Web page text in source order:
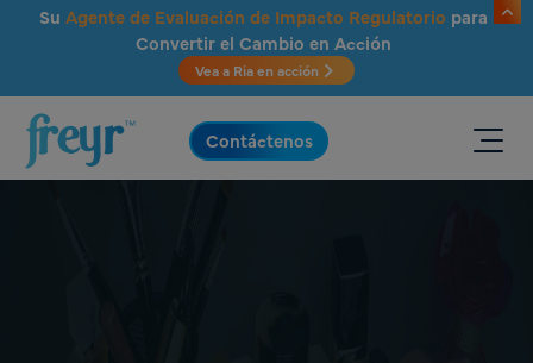
Saltar al contenido principal
Su Agente de Evaluación de Impacto Regulatorio para
Convertir el Cambio en Acción
Vea a Ria en acción
.
Contáctenos